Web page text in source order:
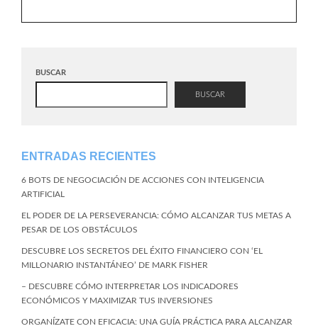
BUSCAR
BUSCAR
ENTRADAS RECIENTES
6 BOTS DE NEGOCIACIÓN DE ACCIONES CON INTELIGENCIA
ARTIFICIAL
EL PODER DE LA PERSEVERANCIA: CÓMO ALCANZAR TUS METAS A
PESAR DE LOS OBSTÁCULOS
DESCUBRE LOS SECRETOS DEL ÉXITO FINANCIERO CON ‘EL
MILLONARIO INSTANTÁNEO’ DE MARK FISHER
– DESCUBRE CÓMO INTERPRETAR LOS INDICADORES
ECONÓMICOS Y MAXIMIZAR TUS INVERSIONES
ORGANÍZATE CON EFICACIA: UNA GUÍA PRÁCTICA PARA ALCANZAR